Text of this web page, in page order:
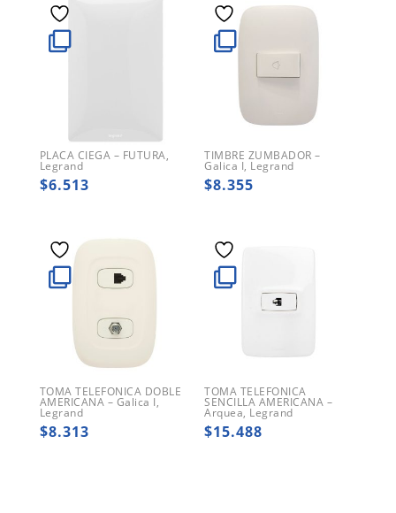
PLACA CIEGA – FUTURA,
Legrand
$6.513
TIMBRE ZUMBADOR –
Galica I, Legrand
$8.355
TOMA TELEFONICA DOBLE
AMERICANA – Galica I,
Legrand
$8.313
TOMA TELEFONICA
SENCILLA AMERICANA –
Arquea, Legrand
$15.488